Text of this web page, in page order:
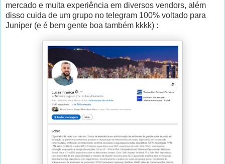
mercado e muita experiência em diversos vendors, além
disso cuida de um grupo no telegram 100% voltado para
Juniper (e é bem gente boa também kkkk) :